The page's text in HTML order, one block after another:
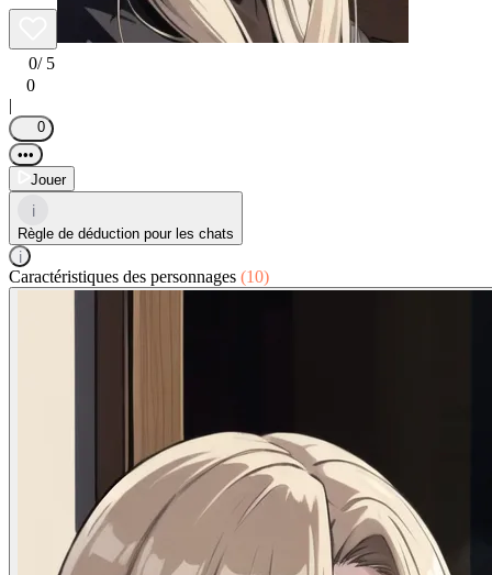
0/ 5
0
|
0
•••
Jouer
i
Règle de déduction pour les chats
i
Caractéristiques des personnages (10)